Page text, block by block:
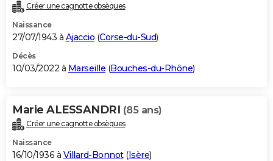
Créer une cagnotte obsèques
Naissance
27/07/1943 à Ajaccio (Corse-du-Sud)
Décès
10/03/2022 à Marseille (Bouches-du-Rhône)
Marie ALESSANDRI (85 ans)
Créer une cagnotte obsèques
Naissance
16/10/1936 à Villard-Bonnot(Isère)